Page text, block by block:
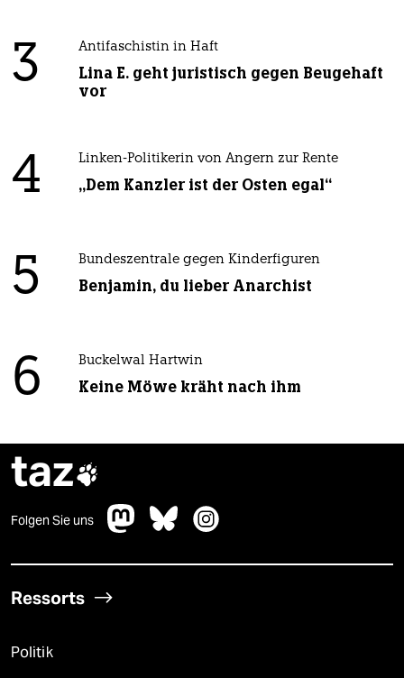
3 Antifaschistin in Haft
Lina E. geht juristisch gegen Beugehaft
vor
4 Linken-Politikerin von Angern zur Rente
„Dem Kanzler ist der Osten egal“
5 Bundeszentrale gegen Kinderfiguren
Benjamin, du lieber Anarchist
6 Buckelwal Hartwin
Keine Möwe kräht nach ihm
taz
Folgen Sie uns
Ressorts
Politik